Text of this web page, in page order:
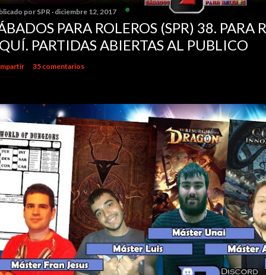
por SPR diciembre 12, 2017
PARA ROLEROS (SPR) 38. PARA
PARTIDAS ABIERTAS AL PUBLICO
35 comentarios